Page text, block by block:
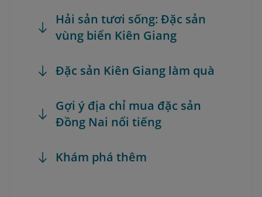
Hải sản tươi sống: Đặc sản
vùng biển Kiên Giang
Đặc sản Kiên Giang làm quà
Gợi ý địa chỉ mua đặc sản
Đồng Nai nổi tiếng
Khám phá thêm